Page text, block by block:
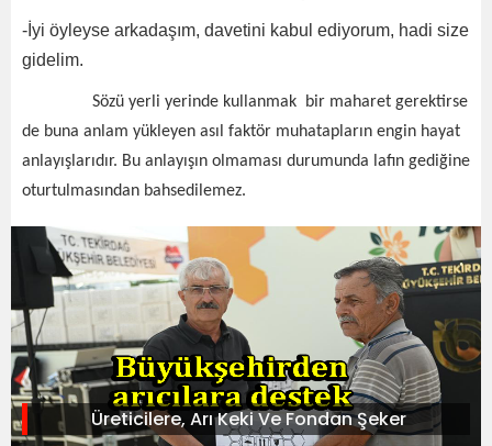
-İyi öyleyse arkadaşım, davetini kabul ediyorum, hadi size
gidelim.
Sözü yerli yerinde kullanmak bir maharet gerektirse
de buna anlam yükleyen asıl faktör muhatapların engin hayat
anlayışlarıdır. Bu anlayışın olmaması durumunda lafın gediğine
oturtulmasından bahsedilemez.
Üreticilere, Arı Keki Ve Fondan Şeker